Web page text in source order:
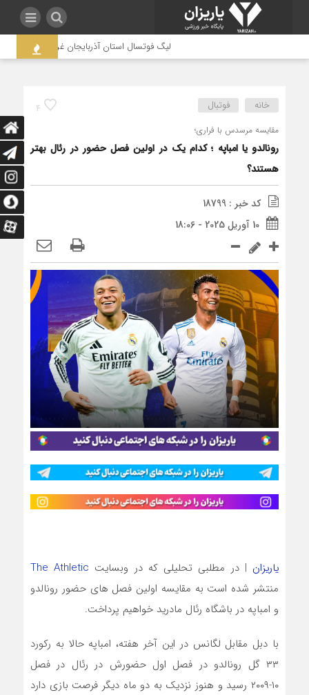
لیگ فوتسال استان آذربایجان غربی به جنجال
4 خانه فوتبال
مقایسه مرسدس با فراری؛
رونالدو یا امباپه ؛ کدام یک در اولین فصل حضور در رئال بهتر
هستند؟
کد خبر : 18799
10 آوریل 2025 - 18:06
یاریزان | در مطلبی تحلیلی که در وبسایت The Athletic
منتشر شده است به مقایسه اولین فصل های حضور رونالدو
و امباپه در باشگاه رئال مادرید خواهیم پرداخت.
با دبل مقابل لگانس در این آخر هفته، امباپه حالا به رکورد
۳۳ گل رونالدو در فصل اول حضورش در رئال در فصل
۱۰-۲۰۰۹ رسید و هنوز نزدیک به دو ماه دیگر فرصت بازی دارد